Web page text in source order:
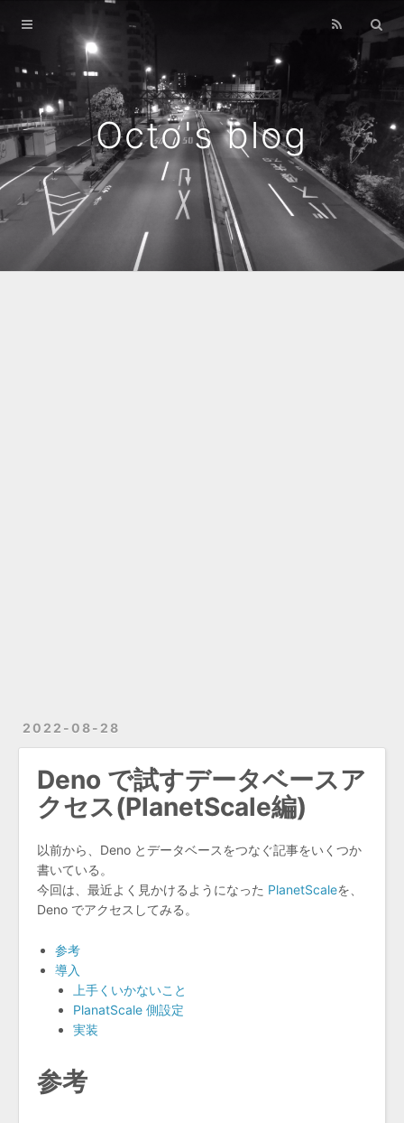
Octo's blog
2022-08-28
Deno で試すデータベースア
クセス(PlanetScale編)
以前から、Deno とデータベースをつなぐ記事をいくつか
書いている。
今回は、最近よく見かけるようになった PlanetScaleを、
Deno でアクセスしてみる。
参考
導入
上手くいかないこと
PlanatScale 側設定
実装
参考
Home
Archives